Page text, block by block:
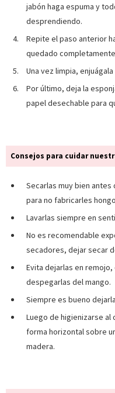
jabón haga espuma y
desprendiendo.
Repite el paso anterior
quedado
Una vez limpia,
Por último, deja la
papel desechable para
Consejos para cuidar
Secarlas muy bien
para no fabricarles
Lavarlas siempre en
No es recomendable
secadores, dejar secar
Evita dejarlas en
despegarlas del mango.
Siempre es bueno
Luego de higienizarse al
forma horizontal sobre
madera.